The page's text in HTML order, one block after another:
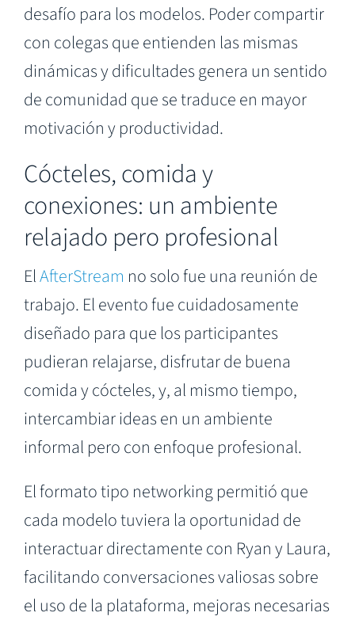
desafío para los modelos. Poder compartir
con colegas que entienden las mismas
dinámicas y dificultades genera un sentido
de comunidad que se traduce en mayor
motivación y productividad.
Cócteles, comida y
conexiones: un ambiente
relajado pero profesional
ElAfterStream no solo fue una reunión de
trabajo. El evento fue cuidadosamente
diseñado para que los participantes
pudieran relajarse, disfrutar de buena
comida y cócteles, y, al mismo tiempo,
intercambiar ideas en un ambiente
informal pero con enfoque profesional.
El formato tipo networking permitió que
cada modelo tuviera la oportunidad de
interactuar directamente con Ryan y Laura,
facilitando conversaciones valiosas sobre
el uso de la plataforma, mejoras necesarias